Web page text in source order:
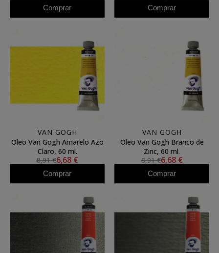
Comprar Comprar
VAN GOGH
Oleo Van Gogh Amarelo Azo
Claro, 60 ml.
8,91 €6,68 €
Comprar
VAN GOGH
Oleo Van Gogh Branco de
Zinc, 60 ml.
8,91 €6,68 €
Comprar